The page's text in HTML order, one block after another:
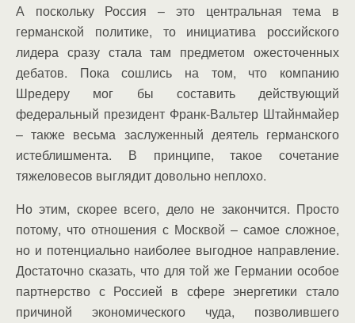
А поскольку Россия – это центральная тема в
германской политике, то инициатива российского
лидера сразу стала там предметом ожесточенных
дебатов. Пока сошлись на том, что компанию
Шредеру мог бы составить действующий
федеральный президент Франк-Вальтер Штайнмайер
– также весьма заслуженный деятель германского
истеблишмента. В принципе, такое сочетание
тяжеловесов выглядит довольно неплохо.
Но этим, скорее всего, дело не закончится. Просто
потому, что отношения с Москвой – самое сложное,
но и потенциально наиболее выгодное направление.
Достаточно сказать, что для той же Германии особое
партнерство с Россией в сфере энергетики стало
причиной экономического чуда, позволившего